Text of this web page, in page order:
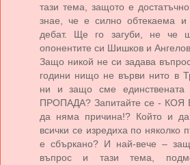
тази тема, защото е
знае, че е силно обтекаема
дебат. Ще го загуби, не че
опонентите си Шишков и
Защо никой не си задава
години нищо не върви нито в
ни и защо сме
ПРОПАДА? Запитайте се -
да няма причина!? Който и
всички се изредиха по няколко
е сбъркано? И най-вече –
въпрос и тази тема,